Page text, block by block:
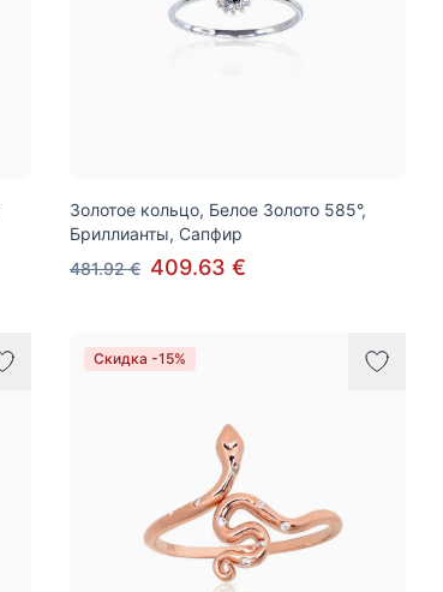
Золотое кольцо, Белое Золото 585°,
Бриллианты, Сапфир
481.92 € 409.63 €
Скидка -15%